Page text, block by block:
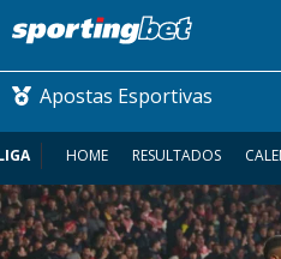
Apostas Esportivas
CONMEBOL
HOME RESULTADOS